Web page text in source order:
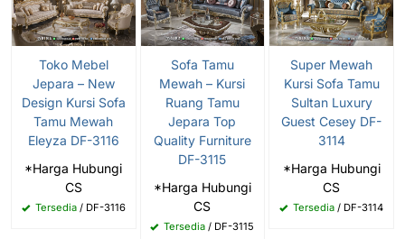
Toko Mebel
Jepara – New
Design Kursi Sofa
Tamu Mewah
Eleyza DF-3116
*Harga Hubungi
CS
Tersedia/ DF-3116
Sofa Tamu
Mewah – Kursi
Ruang Tamu
Jepara Top
Quality Furniture
DF-3115
*Harga Hubungi
CS
Tersedia / DF-3115
Super Mewah
Kursi Sofa Tamu
Sultan Luxury
Guest Cesey DF-
3114
*Harga Hubungi
CS
Tersedia / DF-3114